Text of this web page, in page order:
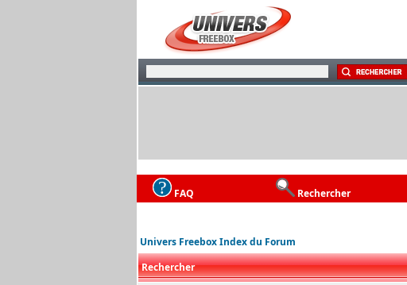
FAQ Rechercher
Univers Freebox Index du Forum
Rechercher